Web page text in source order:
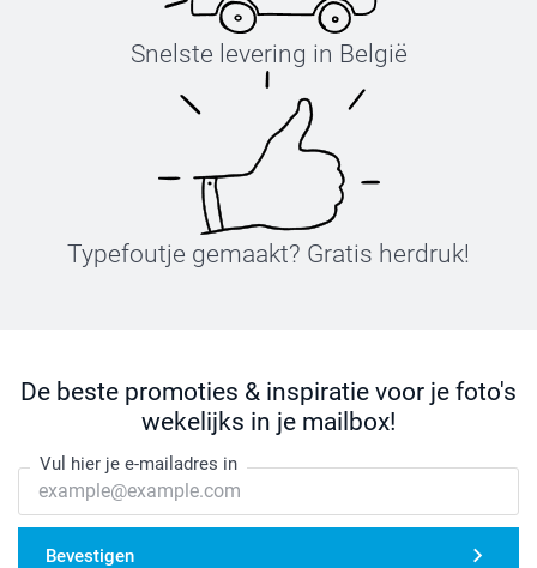
Snelste levering in België
Typefoutje gemaakt? Gratis herdruk!
De beste promoties & inspiratie voor je foto's
wekelijks in je mailbox!
Vul hier je e-mailadres in
Bevestigen